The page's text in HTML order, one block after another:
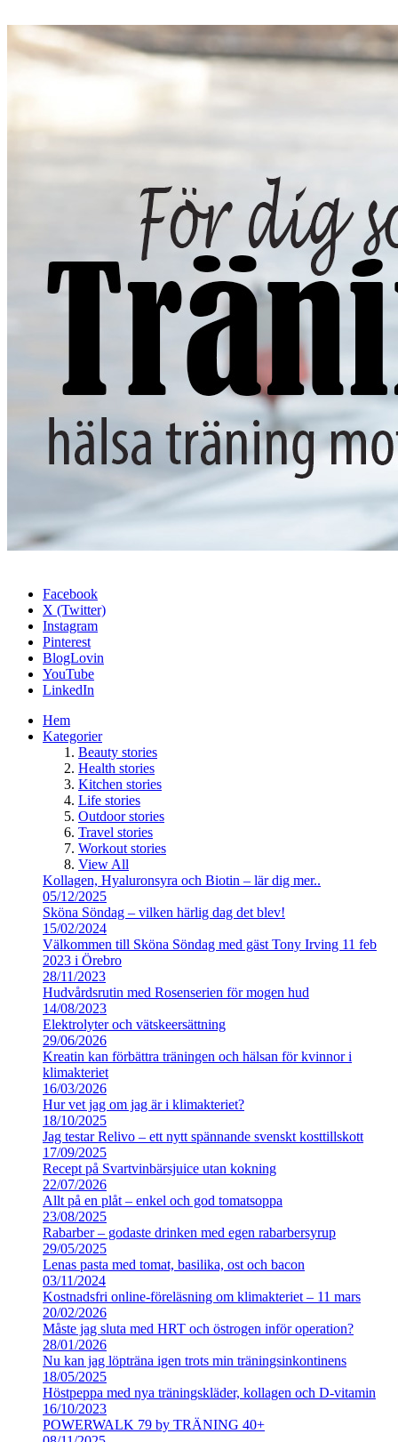
Facebook
X (Twitter)
Instagram
Pinterest
BlogLovin
YouTube
LinkedIn
Hem
Kategorier
Beauty stories
Health stories
Kitchen stories
Life stories
Outdoor stories
Travel stories
Workout stories
View All
Kollagen, Hyaluronsyra och Biotin – lär dig mer..
05/12/2025
Sköna Söndag – vilken härlig dag det blev!
15/02/2024
Välkommen till Sköna Söndag med gäst Tony Irving 11 feb
2023 i Örebro
28/11/2023
Hudvårdsrutin med Rosenserien för mogen hud
14/08/2023
Elektrolyter och vätskeersättning
29/06/2026
Kreatin kan förbättra träningen och hälsan för kvinnor i
klimakteriet
16/03/2026
Hur vet jag om jag är i klimakteriet?
18/10/2025
Jag testar Relivo – ett nytt spännande svenskt kosttillskott
17/09/2025
Recept på Svartvinbärsjuice utan kokning
22/07/2026
Allt på en plåt – enkel och god tomatsoppa
23/08/2025
Rabarber – godaste drinken med egen rabarbersyrup
29/05/2025
Lenas pasta med tomat, basilika, ost och bacon
03/11/2024
Kostnadsfri online-föreläsning om klimakteriet – 11 mars
20/02/2026
Måste jag sluta med HRT och östrogen inför operation?
28/01/2026
Nu kan jag löpträna igen trots min träningsinkontinens
18/05/2025
Höstpeppa med nya träningskläder, kollagen och D-vitamin
16/10/2023
POWERWALK 79 by TRÄNING 40+